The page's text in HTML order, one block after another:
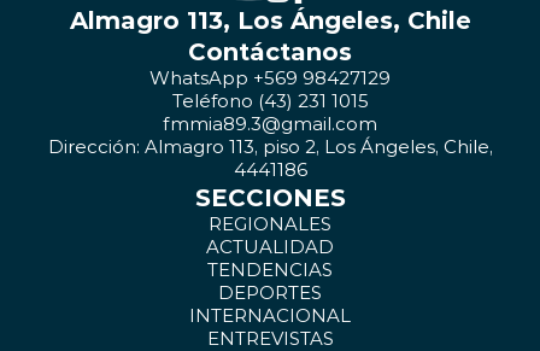
Almagro 113, Los Ángeles, Chile
Contáctanos
WhatsApp +569 98427129
Teléfono (43) 231 1015
fmmia89.3@gmail.com
Dirección: Almagro 113, piso 2, Los Ángeles, Chile,
4441186
SECCIONES
REGIONALES
ACTUALIDAD
TENDENCIAS
DEPORTES
INTERNACIONAL
ENTREVISTAS